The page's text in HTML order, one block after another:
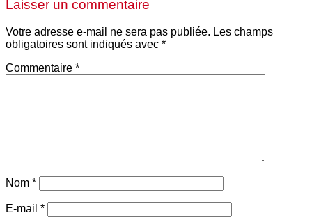
Laisser un commentaire
Votre adresse e-mail ne sera pas publiée. Les champs
obligatoires sont indiqués avec *
Commentaire *
Nom *
E-mail *